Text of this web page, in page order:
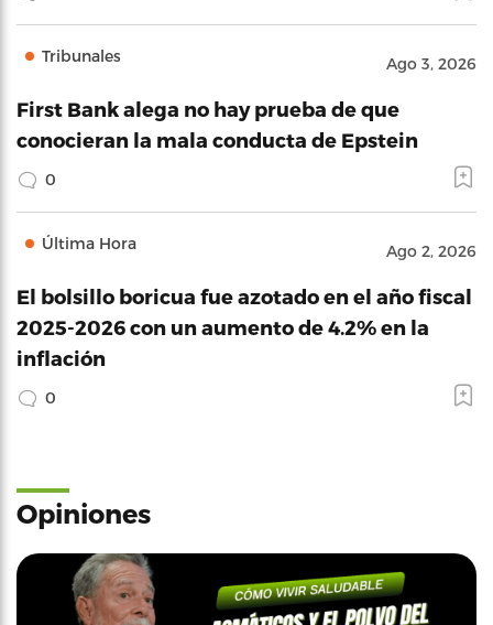
Tribunales Ago 3, 2026
First Bank alega no hay prueba de que
conocieran la mala conducta de Epstein
0
Última Hora Ago 2, 2026
El bolsillo boricua fue azotado en el año fiscal
2025-2026 con un aumento de 4.2% en la
inflación
0
Opiniones